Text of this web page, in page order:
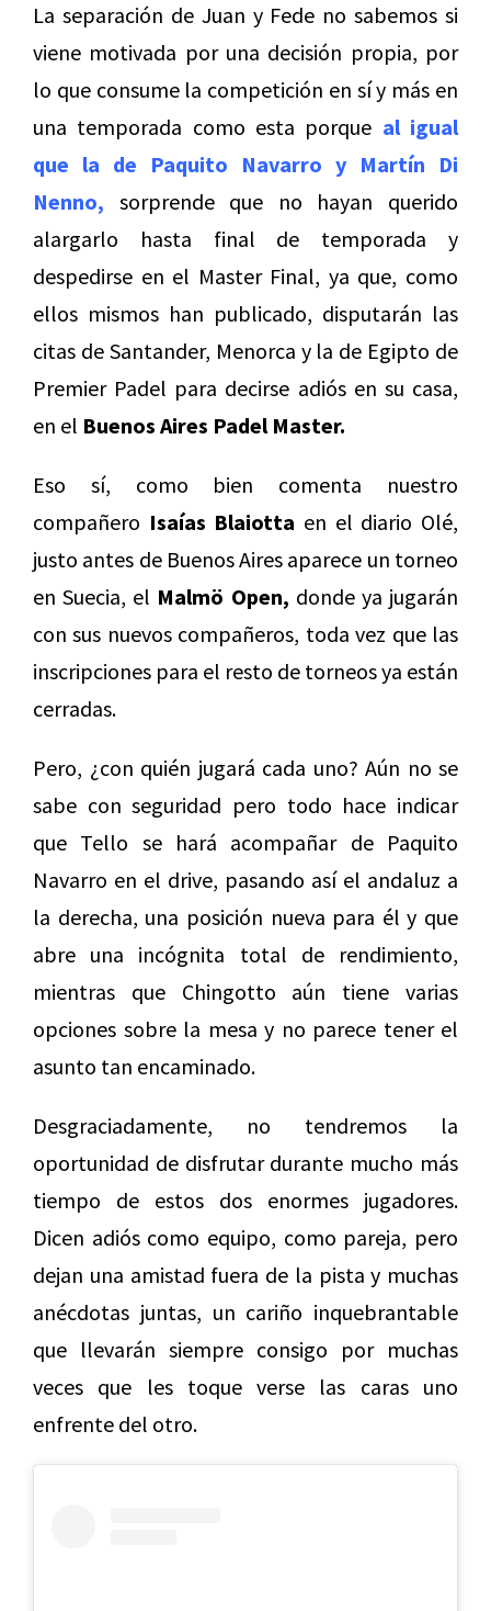
La separación de Juan y Fede no sabemos si
viene motivada por una decisión propia, por
lo que consume la competición en sí y más en
una temporada como esta porque al igual
que la de Paquito Navarro y Martín Di
Nenno, sorprende que no hayan querido
alargarlo hasta final de temporada y
despedirse en el Master Final, ya que, como
ellos mismos han publicado, disputarán las
citas de Santander, Menorca y la de Egipto de
Premier Padel para decirse adiós en su casa,
en el Buenos Aires Padel Master.
Eso sí, como bien comenta nuestro
compañero Isaías Blaiotta en el diario Olé,
justo antes de Buenos Aires aparece un torneo
en Suecia, el Malmö Open, donde ya jugarán
con sus nuevos compañeros, toda vez que las
inscripciones para el resto de torneos ya están
cerradas.
Pero, ¿con quién jugará cada uno? Aún no se
sabe con seguridad pero todo hace indicar
que Tello se hará acompañar de Paquito
Navarro en el drive, pasando así el andaluz a
la derecha, una posición nueva para él y que
abre una incógnita total de rendimiento,
mientras que Chingotto aún tiene varias
opciones sobre la mesa y no parece tener el
asunto tan encaminado.
Desgraciadamente, no tendremos la
oportunidad de disfrutar durante mucho más
tiempo de estos dos enormes jugadores.
Dicen adiós como equipo, como pareja, pero
dejan una amistad fuera de la pista y muchas
anécdotas juntas, un cariño inquebrantable
que llevarán siempre consigo por muchas
veces que les toque verse las caras uno
enfrente del otro.